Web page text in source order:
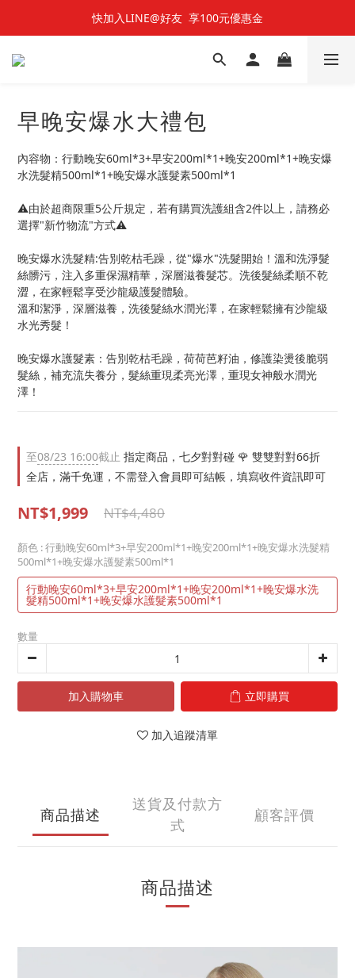
快加入LINE@好友  享100元優惠金
七夕對對碰 🌹 雙雙對對66折
快加入LINE@好友  享100元優惠金
早晚安爆水大禮包
內容物：行動晚安60ml*3+早安200ml*1+晚安200ml*1+晚安爆
水洗髮精500ml*1+晚安爆水護髮素500ml*1
⚠️由於超商限重5公斤規定，若有購買洗護組含2件以上，請務必
選擇"新竹物流"方式⚠️
晚安爆水洗髮精:告別乾枯毛躁，從"爆水"洗髮開始！溫和洗淨髮
絲髒污，注入多重保濕精華，深層滋養髮芯。洗後髮絲柔順不乾
澀，在家輕鬆享受沙龍級護髮體驗。
溫和潔淨，深層滋養，洗後髮絲水潤光澤，在家輕鬆擁有沙龍級
水光秀髮！
晚安爆水護髮素：告別乾枯毛躁，荷荷芭籽油，修護染燙後脆弱
髮絲，補充流失養分，髮絲重現柔亮光澤，重現女神般水潤光
澤！
至08/23 16:00截止 指定商品，七夕對對碰 🌹 雙雙對對66折
全店，滿千免運，不需登入會員即可結帳，填寫收件資訊即可
NT$1,999 NT$4,480
顏色 : 行動晚安60ml*3+早安200ml*1+晚安200ml*1+晚安爆水洗髮精
500ml*1+晚安爆水護髮素500ml*1
行動晚安60ml*3+早安200ml*1+晚安200ml*1+晚安爆水洗
髮精500ml*1+晚安爆水護髮素500ml*1
數量
加入購物車 立即購買
加入追蹤清單
商品描述
送貨及付款方
式
顧客評價
商品描述